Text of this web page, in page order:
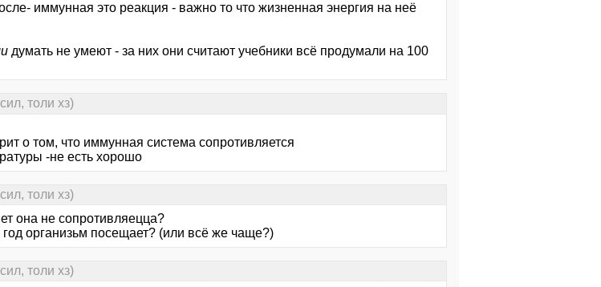
иммунная это реакция - важно то что жизненная энергия на неё
думать не умеют - за них они считают учебники всё продумали на 100
толи хз)
о том, что иммунная система сопротивляется
-не есть хорошо
толи хз)
она не сопротивляецца?
организьм посещает? (или всё же чаще?)
толи хз)